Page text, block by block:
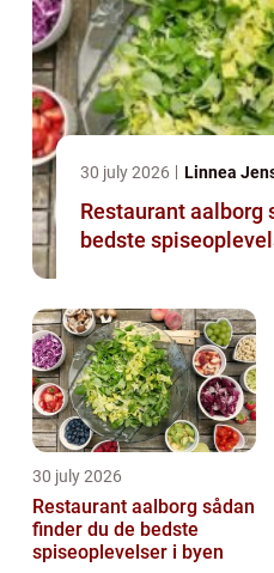
30 july 2026 Linnea
Restaurant aalborg sådan finder du de
bedste
30 july 2026
Restaurant aalborg sådan
finder du de bedste
spiseoplevelser i byen